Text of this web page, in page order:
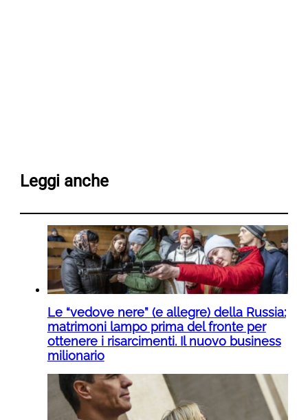
Leggi anche
Le “vedove nere” (e allegre) della Russia:
matrimoni lampo prima del fronte per
ottenere i risarcimenti. Il nuovo business
milionario